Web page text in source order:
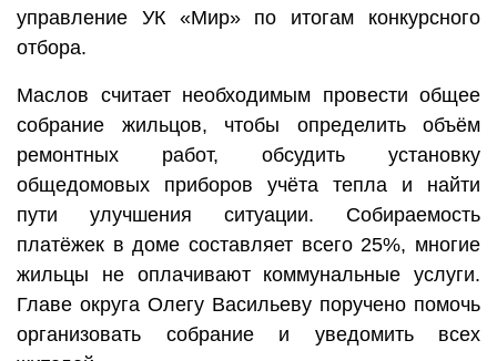
управление УК «Мир» по итогам конкурсного
отбора.
Маслов считает необходимым провести общее
собрание жильцов, чтобы определить объём
ремонтных работ, обсудить установку
общедомовых приборов учёта тепла и найти
пути улучшения ситуации. Собираемость
платёжек в доме составляет всего 25%, многие
жильцы не оплачивают коммунальные услуги.
Главе округа Олегу Васильеву поручено помочь
организовать собрание и уведомить всех